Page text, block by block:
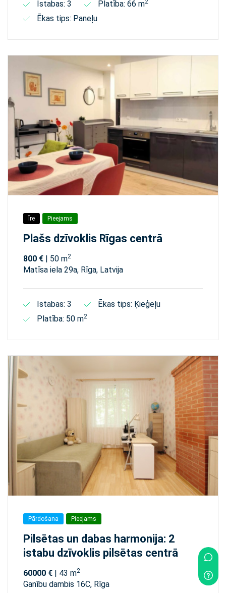
Istabas: 3 Platība: 66 m
Ēkas tips: Paneļu
Īre Pieejams
Plašs dzīvoklis Rīgas centrā
800 € | 50 m2
Matīsa iela 29а, Rīga, Latvija
Istabas: 3
Ēkas tips: Ķieģeļu
Platība: 50 m2
Pārdošana Pieejams
Pilsētas un dabas harmonija: 2
istabu dzīvoklis pilsētas centrā
60000 € | 43 m2
Ganību dambis 16C, Rīga